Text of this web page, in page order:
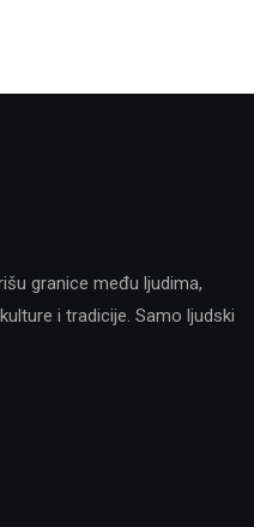
granice među ljudima,
i tradicije. Samo ljudski